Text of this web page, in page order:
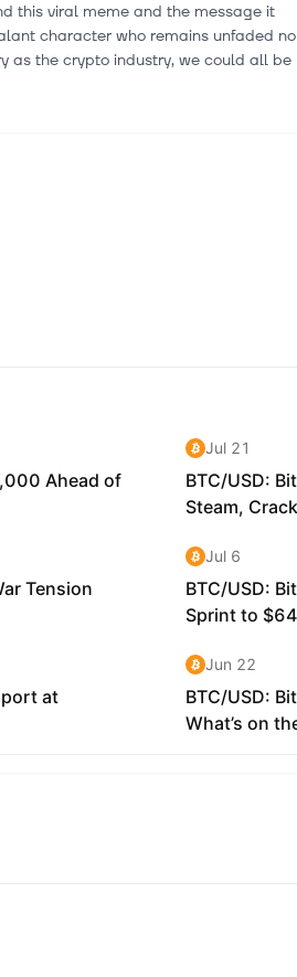
this viral meme and the message it
character who remains unfaded no
as the crypto industry, we could all be